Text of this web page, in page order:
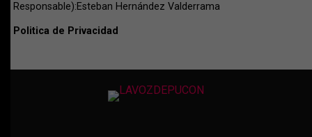
Responsable):Esteban Hernández Valderrama
Politica de Privacidad